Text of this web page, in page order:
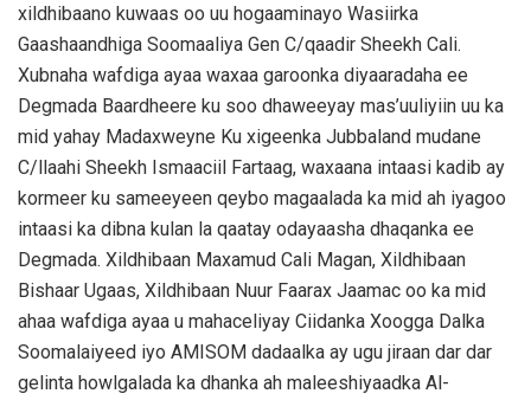
xildhibaano kuwaas oo uu hogaaminayo Wasiirka
Gaashaandhiga Soomaaliya Gen C/qaadir Sheekh Cali.
Xubnaha wafdiga ayaa waxaa garoonka diyaaradaha ee
Degmada Baardheere ku soo dhaweeyay mas’uuliyiin uu ka
mid yahay Madaxweyne Ku xigeenka Jubbaland mudane
C/llaahi Sheekh Ismaaciil Fartaag, waxaana intaasi kadib ay
kormeer ku sameeyeen qeybo magaalada ka mid ah iyagoo
intaasi ka dibna kulan la qaatay odayaasha dhaqanka ee
Degmada. Xildhibaan Maxamud Cali Magan, Xildhibaan
Bishaar Ugaas, Xildhibaan Nuur Faarax Jaamac oo ka mid
ahaa wafdiga ayaa u mahaceliyay Ciidanka Xoogga Dalka
Soomalaiyeed iyo AMISOM dadaalka ay ugu jiraan dar dar
gelinta howlgalada ka dhanka ah maleeshiyaadka Al-